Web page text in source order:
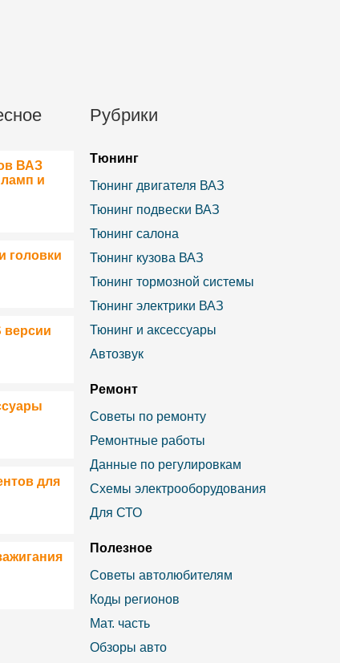
ВАЗ
и
головки
версии
для
Рубрики
Тюнинг
Тюнинг двигателя ВАЗ
Тюнинг подвески ВАЗ
Тюнинг салона
Тюнинг кузова ВАЗ
Тюнинг тормозной системы
Тюнинг электрики ВАЗ
Тюнинг и аксессуары
Автозвук
Ремонт
Советы по ремонту
Ремонтные работы
Данные по регулировкам
Схемы электрооборудования
Для СТО
Полезное
Советы автолюбителям
Коды регионов
Мат. часть
Обзоры авто